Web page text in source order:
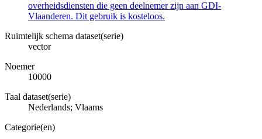
overheidsdiensten die geen deelnemer zijn aan GDI-
Vlaanderen. Dit gebruik is kosteloos.
Ruimtelijk schema dataset(serie)
vector
Noemer
10000
Taal dataset(serie)
Nederlands; Vlaams
Categorie(en)